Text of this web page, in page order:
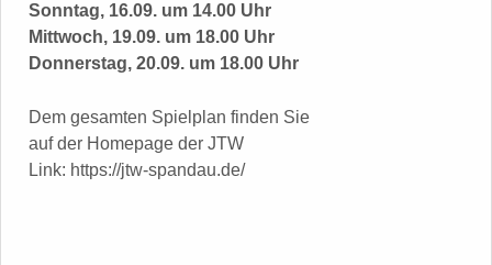
Sonntag, 16.09. um 14.00 Uhr
Mittwoch, 19.09. um 18.00 Uhr
Donnerstag, 20.09. um 18.00 Uhr
Dem gesamten Spielplan finden Sie
auf der Homepage der JTW
Link: https://jtw-spandau.de/